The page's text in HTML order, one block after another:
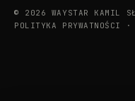
© 2026 WAYSTAR KAMIL
POLITYKA PRYWATNOŚCI
·